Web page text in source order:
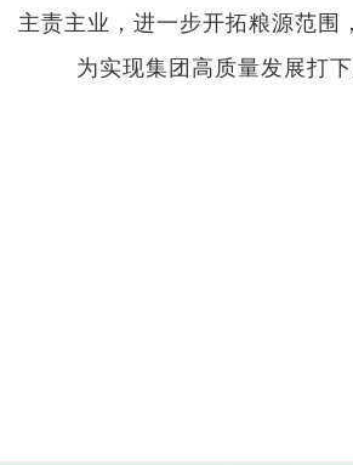
主责主业，进一步开拓粮源范围
为实现集团高质量发展打下